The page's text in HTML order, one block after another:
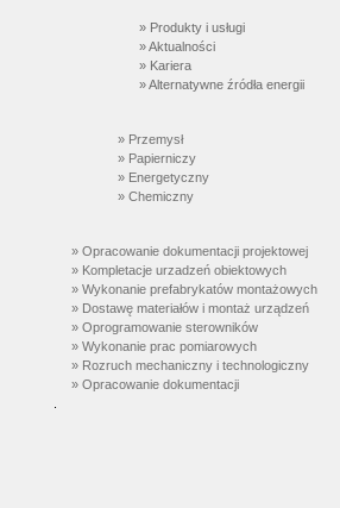
» Produkty i usługi
» Aktualności
» Kariera
» Alternatywne źródła energii
» Przemysł
» Papierniczy
» Energetyczny
» Chemiczny
» Opracowanie dokumentacji projektowej
» Kompletacje urzadzeń obiektowych
» Wykonanie prefabrykatów montażowych
» Dostawę materiałów i montaż urządzeń
» Oprogramowanie sterowników
» Wykonanie prac pomiarowych
» Rozruch mechaniczny i technologiczny
» Opracowanie dokumentacji